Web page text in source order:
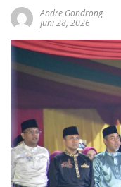
Andre Gondrong
Juni 28, 2026